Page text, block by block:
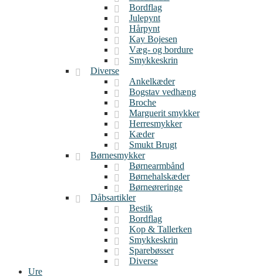
Bordflag
Julepynt
Hårpynt
Kay Bojesen
Væg- og bordure
Smykkeskrin
Diverse
Ankelkæder
Bogstav vedhæng
Broche
Marguerit smykker
Herresmykker
Kæder
Smukt Brugt
Børnesmykker
Børnearmbånd
Børnehalskæder
Børneøreringe
Dåbsartikler
Bestik
Bordflag
Kop & Tallerken
Smykkeskrin
Sparebøsser
Diverse
Ure